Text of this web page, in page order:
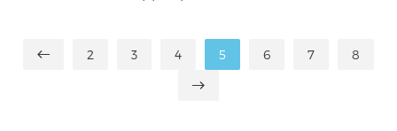
2 3 4 5 6 7 8